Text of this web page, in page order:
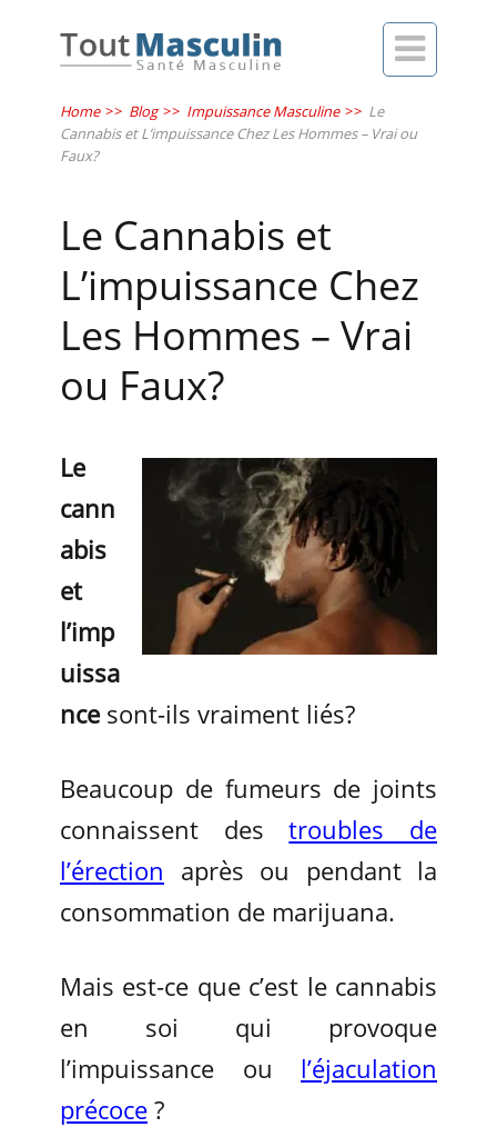

Home >> Blog >> Impuissance Masculine >> Le
Cannabis et L’impuissance Chez Les Hommes – Vrai ou
Faux?
Le Cannabis et
L’impuissance Chez
Les Hommes – Vrai
ou Faux?
Le
cann
abis
et
l’imp
uissa
nce sont-ils vraiment liés?
Beaucoup de fumeurs de joints
connaissent destroubles de
l’érection après ou pendant la
consommation de marijuana.
Mais est-ce que c’est le cannabis
en soi qui provoque
l’impuissance ou l’éjaculation
précoce ?